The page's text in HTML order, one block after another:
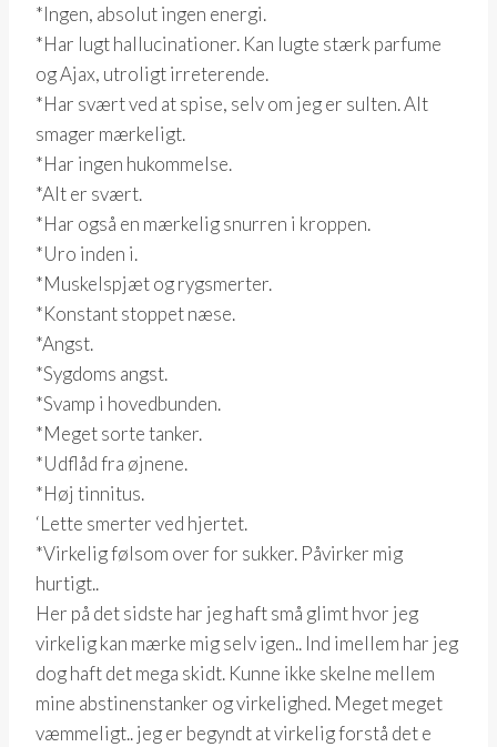
*Ingen, absolut ingen energi.
*Har lugt hallucinationer. Kan lugte stærk parfume
og Ajax, utroligt irreterende.
*Har svært ved at spise, selv om jeg er sulten. Alt
smager mærkeligt.
*Har ingen hukommelse.
*Alt er svært.
*Har også en mærkelig snurren i kroppen.
*Uro inden i.
*Muskelspjæt og rygsmerter.
*Konstant stoppet næse.
*Angst.
*Sygdoms angst.
*Svamp i hovedbunden.
*Meget sorte tanker.
*Udflåd fra øjnene.
*Høj tinnitus.
‘Lette smerter ved hjertet.
*Virkelig følsom over for sukker. Påvirker mig
hurtigt..
Her på det sidste har jeg haft små glimt hvor jeg
virkelig kan mærke mig selv igen.. Ind imellem har jeg
dog haft det mega skidt. Kunne ikke skelne mellem
mine abstinenstanker og virkelighed. Meget meget
væmmeligt.. jeg er begyndt at virkelig forstå det e